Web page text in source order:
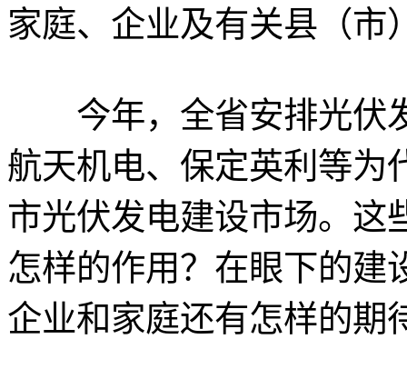
家庭、企业及有关县（市
今年，全省安排光伏发
航天机电、保定英利等为
市光伏发电建设市场。这
怎样的作用？在眼下的建
企业和家庭还有怎样的期